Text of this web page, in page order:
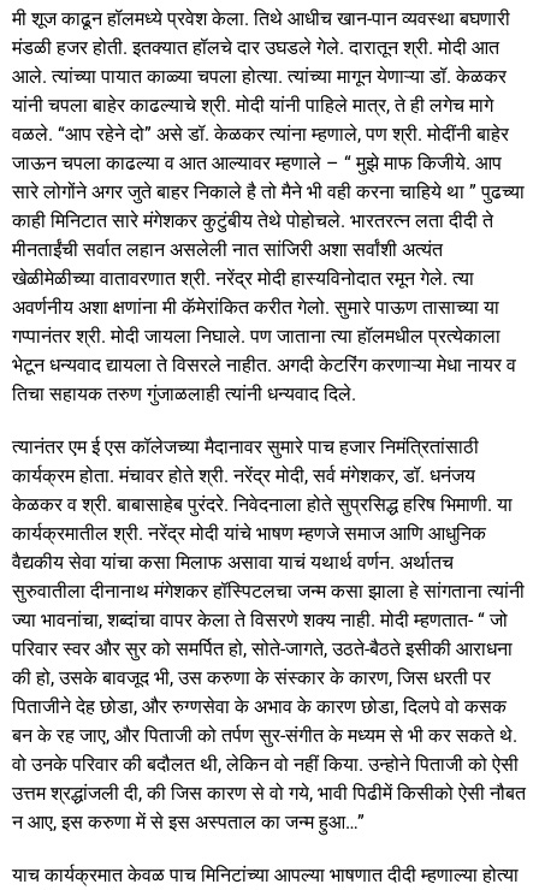
मी शूज काढून हॉलमध्ये प्रवेश केला. तिथे आधीच खान-पान व्यवस्था बघणारी
मंडळी हजर होती. इतक्यात हॉलचे दार उघडले गेले. दारातून श्री. मोदी आत
आले. त्यांच्या पायात काळ्या चपला होत्या. त्यांच्या मागून येणाऱ्या डॉ. केळकर
यांनी चपला बाहेर काढल्याचे श्री. मोदी यांनी पाहिले मात्र, ते ही लगेच मागे
वळले. “आप रहेने दो” असे डॉ. केळकर त्यांना म्हणाले, पण श्री. मोदींनी बाहेर
जाऊन चपला काढल्या व आत आल्यावर म्हणाले – “ मुझे माफ किजीये. आप
सारे लोगोंने अगर जुते बाहर निकाले है तो मैने भी वही करना चाहिये था ” पुढच्या
काही मिनिटात सारे मंगेशकर कुटुंबीय तेथे पोहोचले. भारतरत्न लता दीदी ते
मीनताईंची सर्वात लहान असलेली नात सांजिरी अशा सर्वांशी अत्यंत
खेळीमेळीच्या वातावरणात श्री. नरेंद्र मोदी हास्यविनोदात रमून गेले. त्या
अवर्णनीय अशा क्षणांना मी कॅमेरांकित करीत गेलो. सुमारे पाऊण तासाच्या या
गप्पानंतर श्री. मोदी जायला निघाले. पण जाताना त्या हॉलमधील प्रत्येकाला
भेटून धन्यवाद द्यायला ते विसरले नाहीत. अगदी केटरिंग करणाऱ्या मेधा नायर व
तिचा सहायक तरुण गुंजाळलाही त्यांनी धन्यवाद दिले.
त्यानंतर एम ई एस कॉलेजच्या मैदानावर सुमारे पाच हजार निमंत्रितांसाठी
कार्यक्रम होता. मंचावर होते श्री. नरेंद्र मोदी, सर्व मंगेशकर, डॉ. धनंजय
केळकर व श्री. बाबासाहेब पुरंदरे. निवेदनाला होते सुप्रसिद्ध हरिष भिमाणी. या
कार्यक्रमातील श्री. नरेंद्र मोदी यांचे भाषण म्हणजे समाज आणि आधुनिक
वैद्यकीय सेवा यांचा कसा मिलाफ असावा याचं यथार्थ वर्णन. अर्थातच
सुरुवातीला दीनानाथ मंगेशकर हॉस्पिटलचा जन्म कसा झाला हे सांगताना त्यांनी
ज्या भावनांचा, शब्दांचा वापर केला ते विसरणे शक्य नाही. मोदी म्हणतात- “ जो
परिवार स्वर और सुर को समर्पित हो, सोते-जागते, उठते-बैठते इसीकी आराधना
की हो, उसके बावजूद भी, उस करुणा के संस्कार के कारण, जिस धरती पर
पिताजीने देह छोडा, और रुग्णसेवा के अभाव के कारण छोडा, दिलपे वो कसक
बन के रह जाए, और पिताजी को तर्पण सुर-संगीत के मध्यम से भी कर सकते थे.
वो उनके परिवार की बदौलत थी, लेकिन वो नहीं किया. उन्होने पिताजी को ऐसी
उत्तम श्रद्धांजली दी, की जिस कारण से वो गये, भावी पिढीमें किसीको ऐसी नौबत
न आए, इस करुणा में से इस अस्पताल का जन्म हुआ…”
याच कार्यक्रमात केवळ पाच मिनिटांच्या आपल्या भाषणात दीदी म्हणाल्या होत्या